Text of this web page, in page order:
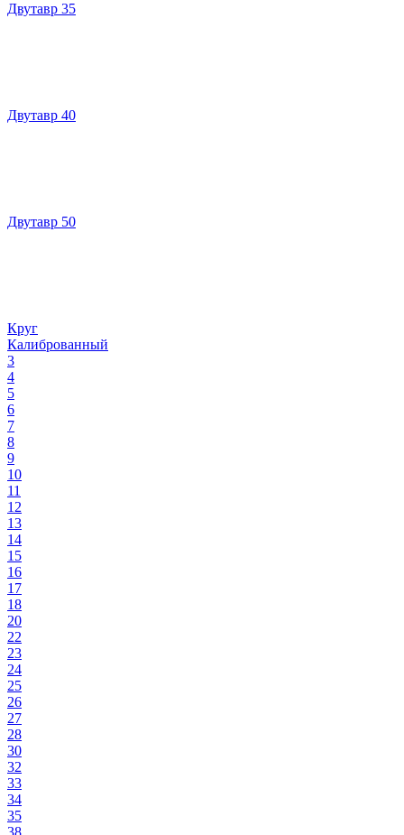
Двутавр 35
Двутавр 40
Двутавр 50
Круг
Калиброванный
3
4
5
6
7
8
9
10
11
12
13
14
15
16
17
18
20
22
23
24
25
26
27
28
30
32
33
34
35
38